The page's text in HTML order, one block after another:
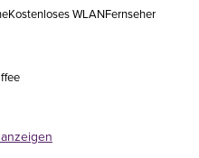
Kostenloses WLANFernseher